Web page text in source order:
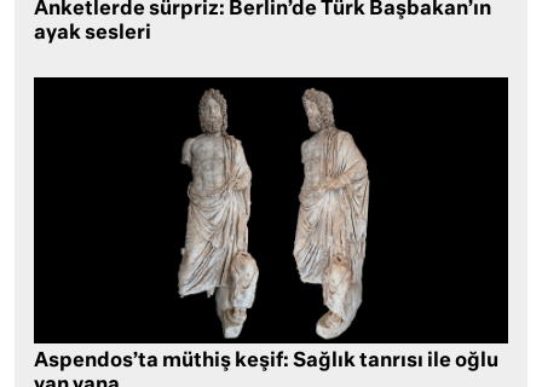
Anketlerde sürpriz: Berlin’de Türk Başbakan’ın
ayak sesleri
Aspendos’ta müthiş keşif: Sağlık tanrısı ile oğlu